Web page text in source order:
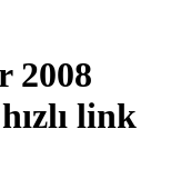
2008
link